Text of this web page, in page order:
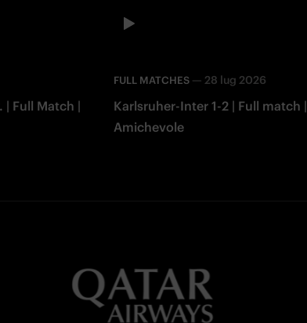
Full Match |
FULL MATCHES —28 lug 2026
Karlsruher-Inter 1-2 | Full match |
Amichevole